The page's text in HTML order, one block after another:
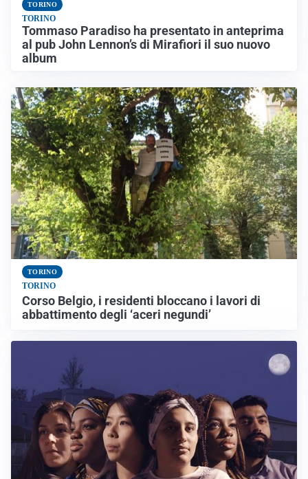
TORINO
TORINO
Tommaso Paradiso ha presentato in anteprima
al pub John Lennon’s di Mirafiori il suo nuovo
album
TORINO
TORINO
Corso Belgio, i residenti bloccano i lavori di
abbattimento degli ‘aceri negundi’